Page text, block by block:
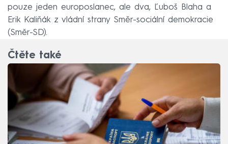
pouze jeden europoslanec, ale dva, Ľuboš Blaha a
Erik Kaliňák z vládní strany Směr-sociální demokracie
(Směr-SD).
Čtěte také